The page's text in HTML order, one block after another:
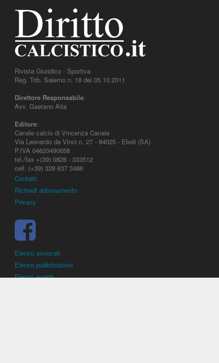
Rivista Giuridico - Sportiva
Reg. Trib. Salerno n. 18 del 05.10.2011
Direttore Responsabile:
Avv. Gaetano Aita
Editore:
Canale calcio di Vincenza Canale
Via Leonardo da Vinci n. 27 - 84025 - Eboli (SA)
P.IVA 04620490658
tel./fax +(39) 0828 - 333512
cell. (+39) 328 637 3486
Contatti
Richiedi abbonamento
Privacy
Elenco avvocati
Elenco pubblicazioni
Elenco eventi